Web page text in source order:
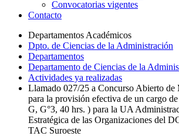
Convocatorias vigentes
Contacto
Departamentos Académicos
Dpto. de Ciencias de la Administración
Departamentos
Departamento de Ciencias de la
Actividades ya realizadas
Llamado 027/25 a Concurso Abierto de
para la provisión efectiva de un cargo
G, G°3, 40 hrs. ) para la UA
Estratégica de las Organizaciones del
TAC Suroeste